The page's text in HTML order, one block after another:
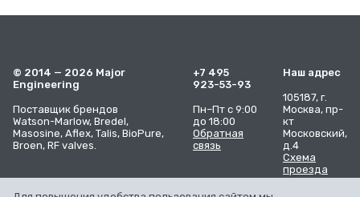
© 2014 — 2026 Major
Engineering
Поставщик брендов
Watson-Marlow, Bredel,
Masosine, Aflex, Talis, BioPure,
Broen, RF valves.
+7 495
923-53-93
Пн–Пт с 9:00
до 18:00
Обратная
связь
Наш адрес
105187, г.
Москва, пр-
кт
Московский,
д.4
Схема
проезда